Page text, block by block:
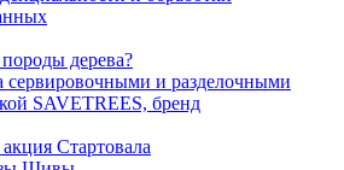
дерева?
сервировочными и разделочными
SAVETREES, бренд
Стартовала